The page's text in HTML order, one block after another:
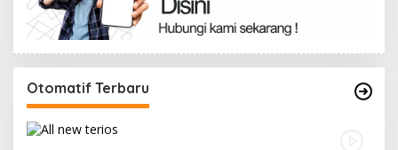
Otomatif Terbaru